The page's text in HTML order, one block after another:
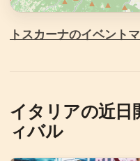
トスカーナのイベント
イタリアの近日
ィバル